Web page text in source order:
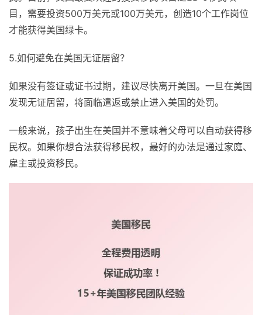
目，需要投资500万美元或100万美元，创造10个工作岗位
才能获得美国绿卡。
5.如何避免在美国无证居留？
如果没有签证或证书过期，建议尽快离开美国。一旦在美国
发现无证居留，将面临遣返或禁止进入美国的处罚。
一般来说，孩子出生在美国并不意味着父母可以自动获得移
民权。如果你想合法获得移民权，最好的办法是通过家庭、
雇主或投资移民。